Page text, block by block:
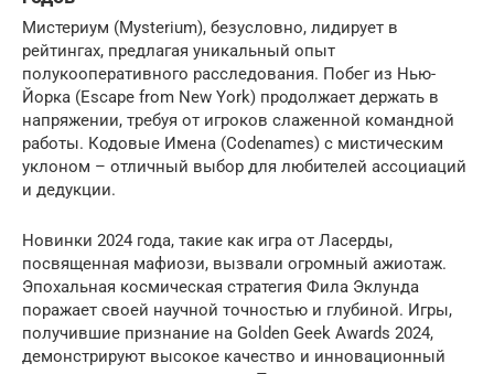
Мистериум (Mysterium), безусловно, лидирует в
рейтингах, предлагая уникальный опыт
полукооперативного расследования. Побег из Нью-
Йорка (Escape from New York) продолжает держать в
напряжении, требуя от игроков слаженной командной
работы. Кодовые Имена (Codenames) с мистическим
уклоном – отличный выбор для любителей ассоциаций
и дедукции.
Новинки 2024 года, такие как игра от Ласерды,
посвященная мафиози, вызвали огромный ажиотаж.
Эпохальная космическая стратегия Фила Эклунда
поражает своей научной точностью и глубиной. Игры,
получившие признание на Golden Geek Awards 2024,
демонстрируют высокое качество и инновационный